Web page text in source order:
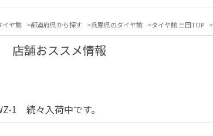
イヤ館 都道府県から探す 兵庫県のタイヤ館 タイヤ館 三田TOP
店舗おススメ情報
1 続々入荷中です。